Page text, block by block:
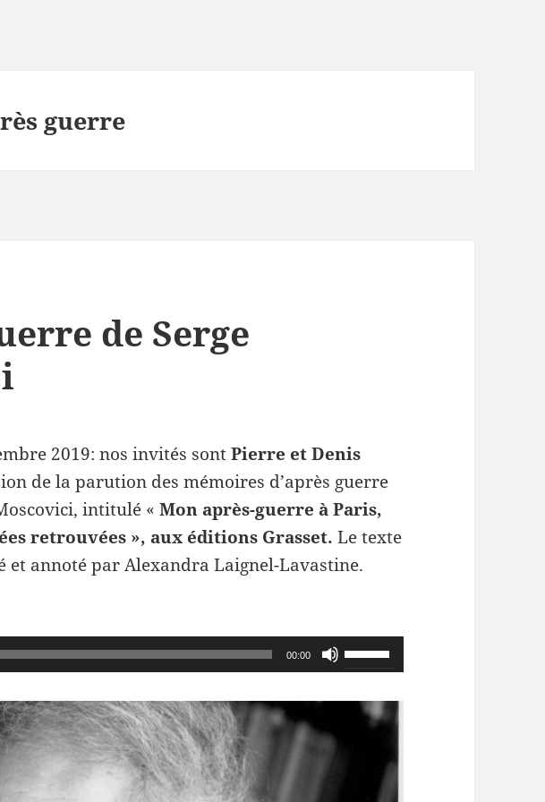
guerre
de Serge
2019: nos invités sontPierre et Denis
de la parution des mémoires d’après guerre
intitulé «Mon après-guerre à Paris,
retrouvées », aux éditions Grasset. Le texte
et annoté par Alexandra Laignel-Lavastine.
00:00
haut/bas
pour
diminuer